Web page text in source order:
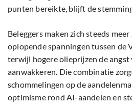
punten bereikte, blijft de
Beleggers maken zich steeds
oplopende spanningen tussen de
terwijl hogere olieprijzen de
aanwakkeren. Die combinatie
schommelingen op de
optimisme rond AI-aandelen en